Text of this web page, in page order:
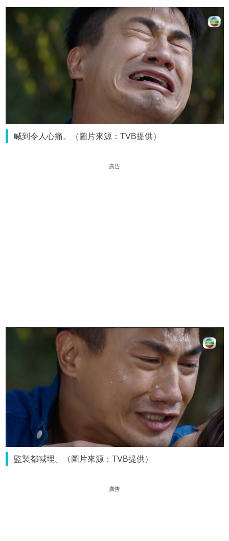
喊到令人心痛。（圖片來源：TVB提供）
廣告
監製都喊埋。（圖片來源：TVB提供）
廣告